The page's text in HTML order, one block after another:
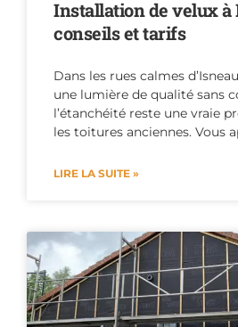
Installation de velux à
conseils et tarifs
Dans les rues calmes
une lumière de qualité sans
l’étanchéité reste une vraie
les toitures anciennes. Vous
LIRE LA SUITE »